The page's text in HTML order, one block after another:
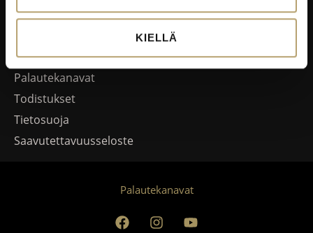
KIELLÄ
Yhteystiedot
Avoimet työpaikat
Palautekanavat
Todistukset
Tietosuoja
Saavutettavuusseloste
Palautekanavat